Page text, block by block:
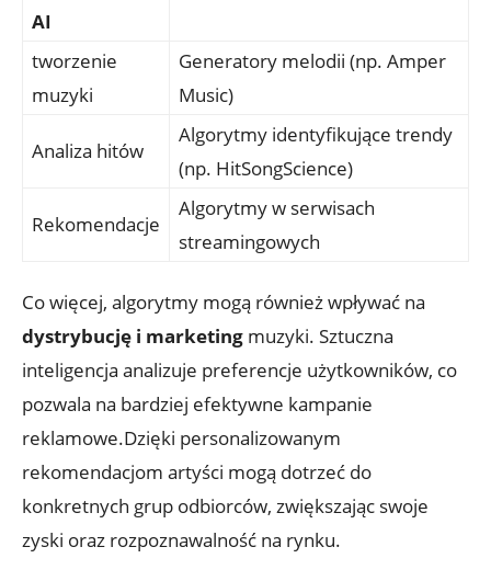
AI
tworzenie
muzyki
Generatory melodii (np. Amper
Music)
Analiza hitów
Algorytmy identyfikujące trendy
(np. HitSongScience)
Rekomendacje
Algorytmy w serwisach
streamingowych
Co więcej, algorytmy mogą również wpływać na
dystrybucję i marketing muzyki. Sztuczna
inteligencja analizuje preferencje użytkowników, co
pozwala na bardziej efektywne kampanie
reklamowe.Dzięki personalizowanym
rekomendacjom artyści mogą dotrzeć do
konkretnych grup odbiorców, zwiększając swoje
zyski oraz rozpoznawalność na rynku.